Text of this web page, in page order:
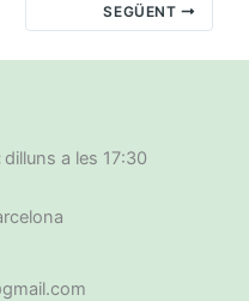
SEGÜENT
dilluns a les 17:30